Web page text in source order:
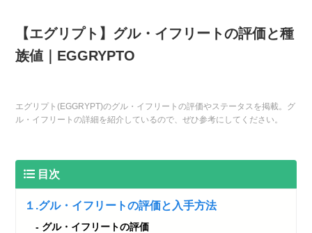
【エグリプト】グル・イフリートの評価と種
族値｜EGGRYPTO
エグリプト(EGGRYPT)のグル・イフリートの評価やステータスを掲載。グ
ル・イフリートの詳細を紹介しているので、ぜひ参考にしてください。
目次
１.グル・イフリートの評価と入手方法
グル・イフリートの評価